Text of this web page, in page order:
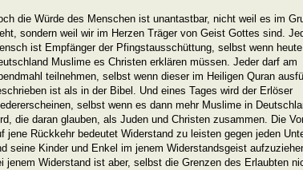
die Würde des Menschen ist unantastbar, nicht weil es im
sondern weil wir im Herzen Träger von Geist Gottes sind.
ist Empfänger der Pfingstausschüttung, selbst wenn
Muslime es Christen erklären müssen. Jeder darf am
teilnehmen, selbst wenn dieser im Heiligen Quran
ist als in der Bibel. Und eines Tages wird der Erlöser
selbst wenn es dann mehr Muslime in
die daran glauben, als Juden und Christen zusammen. Die
jene Rückkehr bedeutet Widerstand zu leisten gegen jeden
seine Kinder und Enkel im jenem Widerstandsgeist
jenem Widerstand ist aber, selbst die Grenzen des Erlaubten